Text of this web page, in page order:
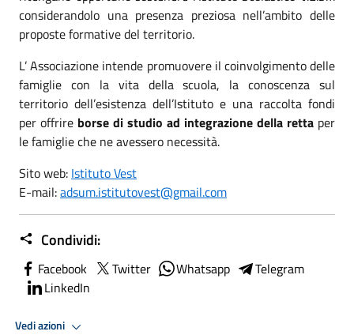
considerandolo una presenza preziosa nell’ambito delle
proposte formative del territorio.
L’ Associazione intende promuovere il coinvolgimento delle
famiglie con la vita della scuola, la conoscenza sul
territorio dell’esistenza dell’Istituto e una raccolta fondi
per offrire borse di studio ad integrazione della retta per
le famiglie che ne avessero necessità.
Sito web: Istituto Vest
E-mail:adsum.istitutovest@gmail.com
Condividi:
Facebook Twitter Whatsapp
Telegram
LinkedIn
Vedi azioni